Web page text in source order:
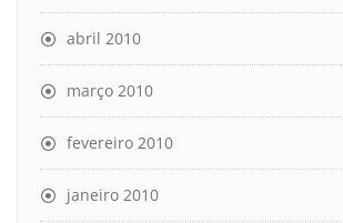
abril 2010
março 2010
fevereiro 2010
janeiro 2010